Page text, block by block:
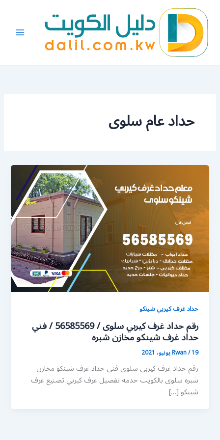
المحتوى
حداد عام سلوى
حداد غرف كيربي شينكو
رقم حداد غرف كيربي سلوى / 56585569 / فني
حداد غرف شينكو مخازن شبره
Rwan/19 يونيو، 2021
رقم حداد غرف كيربي سلوى فني حداد غرف شينكو مخازن
شبره سلوى بالكويت خدمة تفصيل غرف كيربي تصنيع غرف
شينكو […]